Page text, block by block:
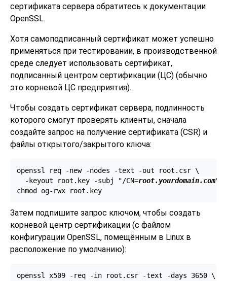
сертификата сервера обратитесь к документации
OpenSSL.
Хотя самоподписанный сертификат может успешно
применяться при тестировании, в производственной
среде следует использовать сертификат,
подписанный центром сертификации ( ЦС) (обычно
это корневой ЦС предприятия).
Чтобы создать сертификат сервера, подлинность
которого смогут проверять клиенты, сначала
создайте запрос на получение сертификата (CSR) и
файлы открытого/закрытого ключа:
openssl req -new -nodes -text -out root.csr \
  -keyout root.key -subj "/CN=
root.yourdomain.com"
chmod og-rwx root.key
Затем подпишите запрос ключом, чтобы создать
корневой центр сертификации (с файлом
конфигурации OpenSSL, помещённым в Linux в
расположение по умолчанию):
openssl x509 -req -in root.csr -text -days 3650 \